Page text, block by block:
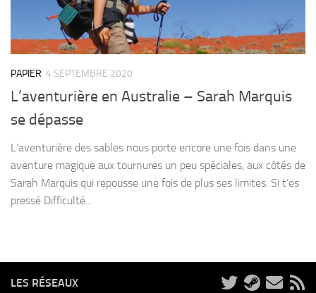
PAPIER 4 SEPTEMBRE 2020
L’aventurière en Australie – Sarah Marquis
se dépasse
L’aventurière des sables nous porte encore une fois dans une
aventure magique aux tournures un peu spéciales, aux côtés de
Sarah Marquis qui repousse une fois de plus ses limites. Si t’es
pressé Difficulté...
LES RÉSEAUX